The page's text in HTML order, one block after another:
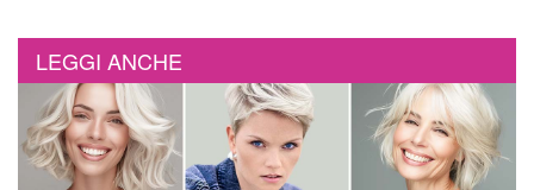
LEGGI ANCHE